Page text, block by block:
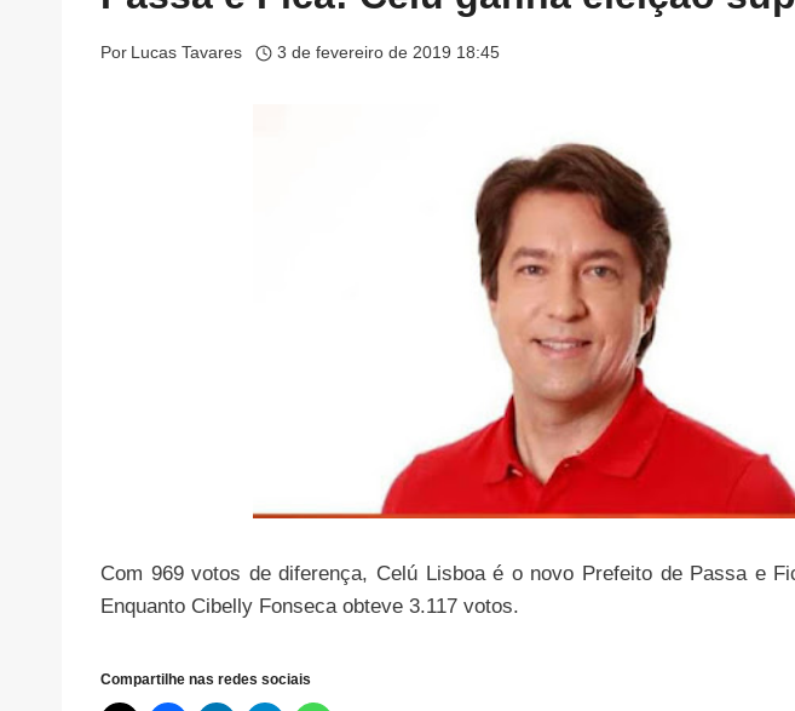
Por Lucas Tavares 3 de fevereiro de 2019 18:45
Com 969 votos de diferença, Celú Lisboa é o novo Prefeito de Passa e
Enquanto Cibelly Fonseca obteve 3.117 votos.
Compartilhe nas redes sociais